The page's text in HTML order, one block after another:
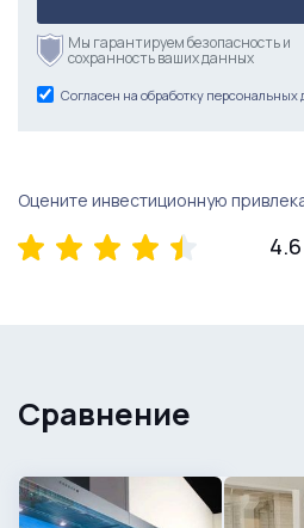
Мы гарантируем безопасность и
сохранность ваших данных
Согласен на обработку персональных
Оцените инвестиционную
Сравнение